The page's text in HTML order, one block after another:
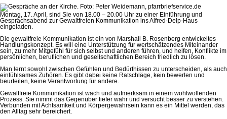
Montag, 17. April, sind Sie von 18.00 – 20.00 Uhr zu einer Einführung und
Gesprächsabend zur Gewaltfreien Kommunikation ins Alfred-Delp-Haus
eingeladen.
Die gewaltfreie Kommunikation ist ein von Marshall B. Rosenberg entwickeltes
Handlungskonzept. Es will eine Unterstützung für wertschätzendes Miteinander
sein, zu mehr Mitgefühl für sich selbst und anderen führen, und helfen, Konflikte im
persönlichen, beruflichen und gesellschaftlichen Bereich friedlich zu lösen.
Man lernt sowohl zwischen Gefühlen und Bedürfnissen zu unterscheiden, als auch
einfühlsames Zuhören. Es gibt dabei keine Ratschläge, kein bewerten und
beurteilen, keine Verantwortung für andere.
Gewaltfreie Kommunikation ist wach und aufmerksam in einem wohlwollenden
Prozess. Sie nimmt das Gegenüber tiefer wahr und versucht besser zu verstehen.
Verbunden mit Achtsamkeit und Körpergewahrsein kann es ein Mittel werden, das
den Alltag sehr bereichert.